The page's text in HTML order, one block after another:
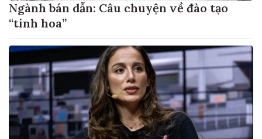
Ngành bán dẫn: Câu chuyện về đào tạo
“tinh hoa”